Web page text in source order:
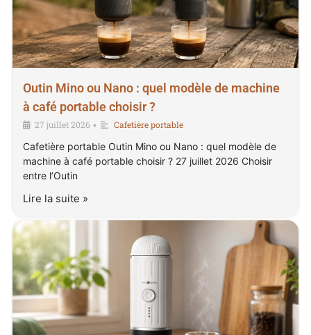
Outin Mino ou Nano : quel modèle de machine
à café portable choisir ?
27 juillet 2026 • Cafetière portable
Cafetière portable Outin Mino ou Nano : quel modèle de
machine à café portable choisir ? 27 juillet 2026 Choisir
entre l’Outin
Lire la suite »